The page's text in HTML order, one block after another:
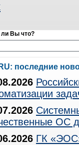
ли Вы что?
последние
ОС
ГК